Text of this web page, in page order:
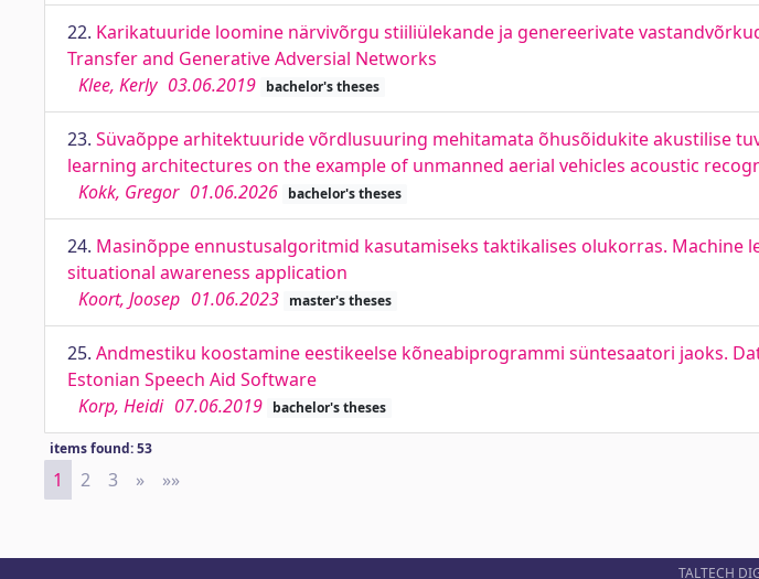
22. Karikatuuride loomine närvivõrgu stiiliülekande ja genereerivate
Transfer and Generative Adversial Networks
Klee, Kerly 03.06.2019 bachelor's theses
23. Süvaõppe arhitektuuride võrdlusuuring mehitamata õhusõidukite akustilise
learning architectures on the example of unmanned aerial vehicles acoustic
Kokk, Gregor 01.06.2026 bachelor's theses
24. Masinõppe ennustusalgoritmid kasutamiseks taktikalises olukorras. Machine
situational awareness application
Koort, Joosep 01.06.2023 master's theses
25. Andmestiku koostamine eestikeelse kõneabiprogrammi süntesaatori jaoks.
Estonian Speech Aid Software
Korp, Heidi 07.06.2019 bachelor's theses
items found: 53
1 2 3 » Next
»»
TALTECH